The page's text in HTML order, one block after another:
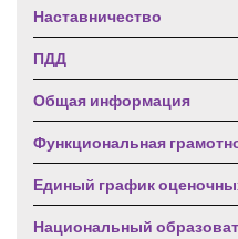
Наставничество
ПДД
Общая информация
Функциональная
Единый график
Национальный